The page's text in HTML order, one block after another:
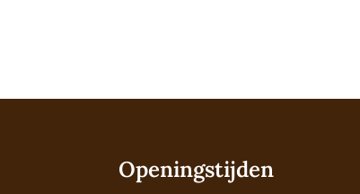
Openingstijden